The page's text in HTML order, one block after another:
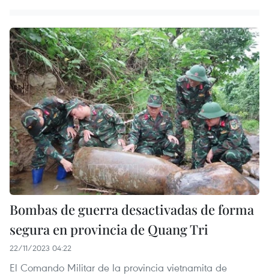
Bombas de guerra desactivadas de forma
segura en provincia de Quang Tri
22/11/2023 04:22
El Comando Militar de la provincia vietnamita de